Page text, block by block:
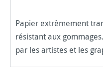
Papier extrêmement
résistant aux
par les artistes et les